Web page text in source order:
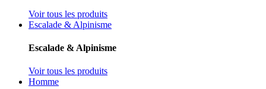
Voir tous les produits
Escalade & Alpinisme
Escalade & Alpinisme
Voir tous les produits
Homme